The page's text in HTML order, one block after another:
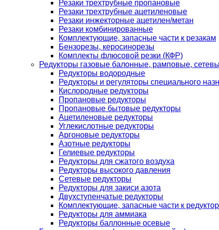
Резаки трехтрубные пропановые
Резаки трехтрубные ацетиленовые
Резаки инжекторные ацетилен/метан
Резаки комбинированные
Комплектующие, запасные части к резакам
Бензорезы, керосинорезы
Комплекты флюсовой резки (КФР)
Редукторы газовые балонные, рамповые,
Редукторы водородные
Редукторы и регуляторы специального
Кислородные редукторы
Пропановые редукторы
Пропановые бытовые редукторы
Ацетиленовые редукторы
Углекислотные редукторы
Аргоновые редукторы
Азотные редукторы
Гелиевые редукторы
Редукторы для сжатого воздуха
Редукторы высокого давления
Сетевые редукторы
Редукторы для закиси азота
Двухступенчатые редукторы
Комплектующие, запасные части к
Редукторы для аммиака
Редукторы баллонные осевые